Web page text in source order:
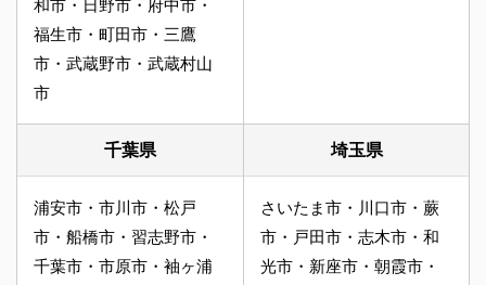
和市・日野市・府中市・
福生市・町田市・三鷹
市・武蔵野市・武蔵村山
市
千葉県
浦安市・市川市・松戸
市・船橋市・習志野市・
千葉市・市原市・袖ヶ浦
埼玉県
さいたま市・川口市・蕨
市・戸田市・志木市・和
光市・新座市・朝霞市・